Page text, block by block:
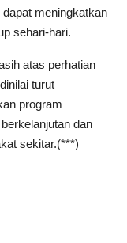
meningkatkan
sehari-hari.
atas perhatian
turut
program
dan
sekitar.(***)